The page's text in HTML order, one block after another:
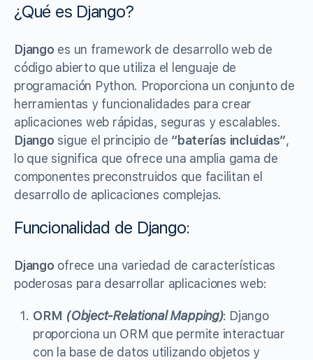
¿Qué es Django?
Django es un framework de desarrollo web de
código abierto que utiliza el lenguaje de
programación Python. Proporciona un conjunto de
herramientas y funcionalidades para crear
aplicaciones web rápidas, seguras y escalables.
Django sigue el principio de “baterías incluidas”,
lo que significa que ofrece una amplia gama de
componentes preconstruidos que facilitan el
desarrollo de aplicaciones complejas.
Funcionalidad de Django:
Django ofrece una variedad de características
poderosas para desarrollar aplicaciones web:
ORM (Object-Relational Mapping): Django
proporciona un ORM que permite interactuar
con la base de datos utilizando objetos y